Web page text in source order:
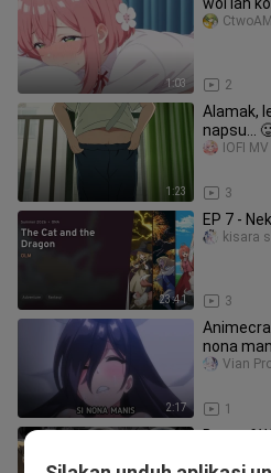
1:03 2
1:23
Alamak,
napsu...
3
IOFI MV
23:41
EP 7 -
3
kisara
2:17
nona
1
Vian
Best of